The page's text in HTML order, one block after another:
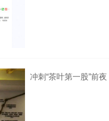
冲刺“茶叶第一股”前